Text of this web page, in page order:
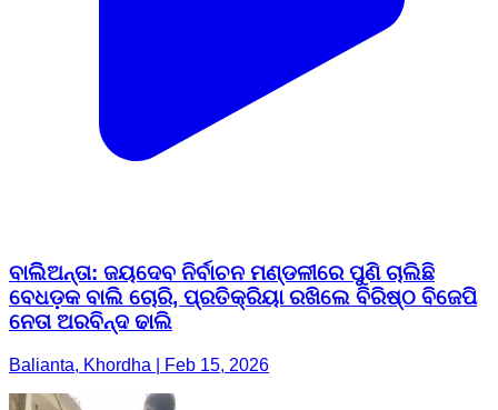
ବାଲିିଅନ୍ତା: ଜୟଦେବ ନିର୍ବାଚନ ମଣ୍ଡଳୀରେ ପୁଣି ଚାଲିଛି
ବେଧଡ଼କ ବାଲି ଚୋରି, ପ୍ରତିକ୍ରିୟା ରଖିଲେ ବିରିଷ୍ଠ ବିଜେପି
ନେତା ଅରବିନ୍ଦ ଢାଲି
Balianta, Khordha | Feb 15, 2026